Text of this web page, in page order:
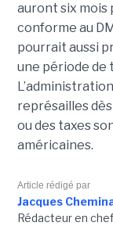
auront six mois
conforme au
pourrait aussi
une période de
représailles
ou des taxes
américaines.
Article rédigé par
Jacques
Rédacteur en